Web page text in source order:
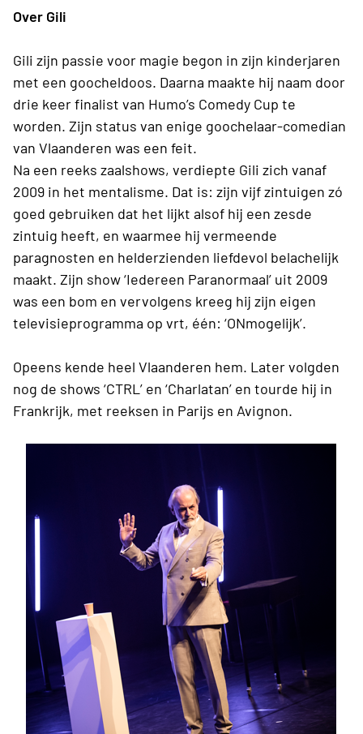
Over Gili
Gili zijn passie voor magie begon in zijn kinderjaren
met een goocheldoos. Daarna maakte hij naam door
drie keer finalist van Humo’s Comedy Cup te
worden. Zijn status van enige goochelaar-comedian
van Vlaanderen was een feit.
Na een reeks zaalshows, verdiepte Gili zich vanaf
2009 in het mentalisme. Dat is: zijn vijf zintuigen zó
goed gebruiken dat het lijkt alsof hij een zesde
zintuig heeft, en waarmee hij vermeende
paragnosten en helderzienden liefdevol belachelijk
maakt. Zijn show ‘Iedereen Paranormaal’ uit 2009
was een bom en vervolgens kreeg hij zijn eigen
televisieprogramma op vrt, één: ‘ONmogelijk’.
Opeens kende heel Vlaanderen hem. Later volgden
nog de shows ‘CTRL’ en ‘Charlatan’ en tourde hij in
Frankrijk, met reeksen in Parijs en Avignon.